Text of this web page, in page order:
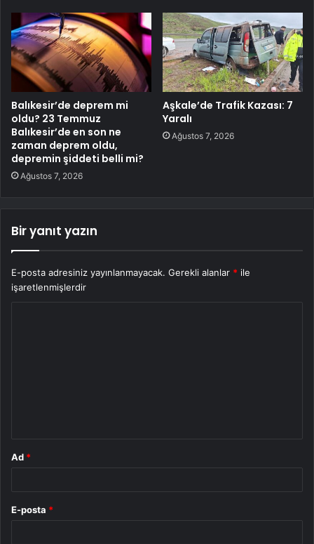
Balıkesir’de deprem mi
oldu? 23 Temmuz
Balıkesir’de en son ne
zaman deprem oldu,
depremin şiddeti belli mi?
Ağustos 7, 2026
Aşkale’de Trafik Kazası: 7
Yaralı
Ağustos 7, 2026
Bir yanıt yazın
E-posta adresiniz yayınlanmayacak. Gerekli alanlar * ile
işaretlenmişlerdir
Ad *
E-posta *